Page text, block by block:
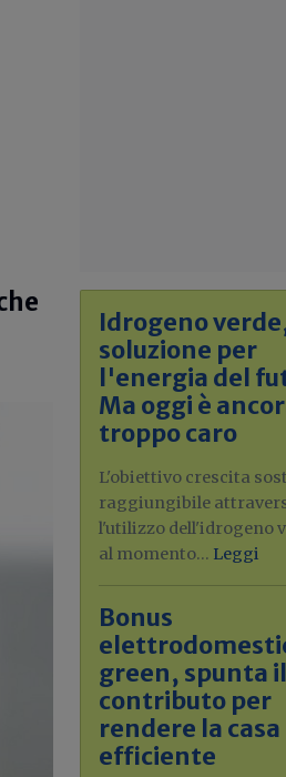
Idrogeno
soluzione per
l'energia del
Ma oggi è
troppo caro
L'obiettivo crescita
raggiungibile
l'utilizzo dell'idrogeno
al momento... Leggi
Bonus
green, spunta
contributo per
rendere la casa
efficiente